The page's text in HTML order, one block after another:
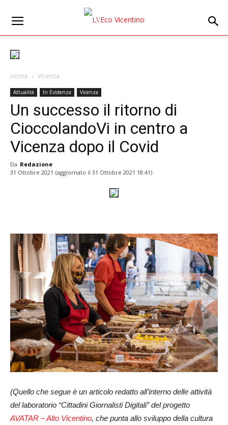
Home Vicenza
Attualità In Evidenza Vicenza
Un successo il ritorno di
CioccolandoVi in centro a
Vicenza dopo il Covid
Da Redazione
31 Ottobre 2021 (aggiornato il 31 Ottobre 2021 18:41)
(Quello che segue è un articolo redatto all’interno delle attività
del laboratorio “Cittadini Giornalisti Digitali” del progetto
AVATAR – Alto Vicentino, che punta allo sviluppo della cultura